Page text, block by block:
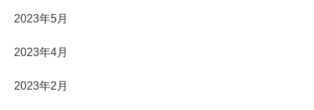
2023年5月
2023年4月
2023年2月